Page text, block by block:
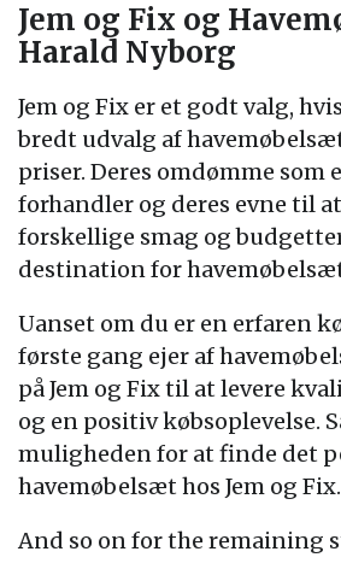
Jem og Fix og
Harald Nyborg
Jem og Fix er et godt valg,
bredt udvalg af
priser. Deres omdømme som
forhandler og deres evne til
forskellige smag og
destination for
Uanset om du er en erfaren
første gang ejer af
på Jem og Fix til at levere
og en positiv købsoplevelse.
muligheden for at finde det
havemøbelsæt hos Jem og Fix.
And so on for the remaining